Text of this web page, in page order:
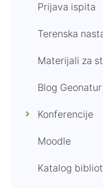
Prijava ispita
Terenska
Materijali za
Blog Geonatur
Konferencije
Moodle
Katalog